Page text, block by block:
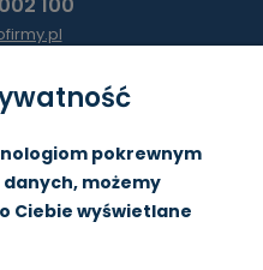
pokrewnym
możemy
Ciebie wyświetlane